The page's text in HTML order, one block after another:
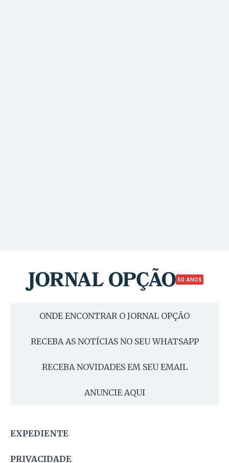
50 ANOS
ONDE ENCONTRAR O JORNAL OPÇÃO
RECEBA AS NOTÍCIAS NO SEU WHATSAPP
RECEBA NOVIDADES EM SEU EMAIL
ANUNCIE AQUI
EXPEDIENTE
PRIVACIDADE